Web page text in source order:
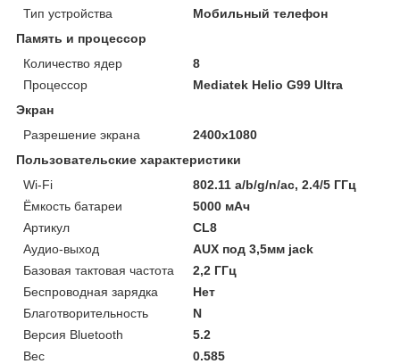
Тип устройства
Мобильный телефон
Память и процессор
Количество ядер
8
Процессор
Mediatek Helio G99 Ultra
Экран
Разрешение экрана
2400x1080
Пользовательские характеристики
Wi-Fi
802.11 a/b/g/n/ac, 2.4/5 ГГц
Ёмкость батареи
5000 мАч
Артикул
CL8
Аудио-выход
AUX под 3,5мм jack
Базовая тактовая частота
2,2 ГГц
Беспроводная зарядка
Нет
Благотворительность
N
Версия Bluetooth
5.2
Вес
0.585